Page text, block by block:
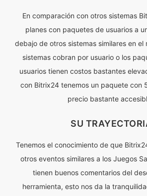
En comparación con otros sistemas
planes con paquetes de usuarios a
debajo de otros sistemas similares en el
sistemas cobran por usuario o los
usuarios tienen costos bastantes
con Bitrix24 tenemos un paquete con
precio bastante
SU
Tenemos el conocimiento de que
otros eventos similares a los Juegos
tienen buenos comentarios del
herramienta, esto nos da la